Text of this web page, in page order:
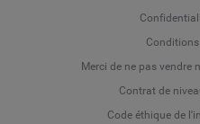
Merci de ne pas vendre
Contrat de
Code éthique de